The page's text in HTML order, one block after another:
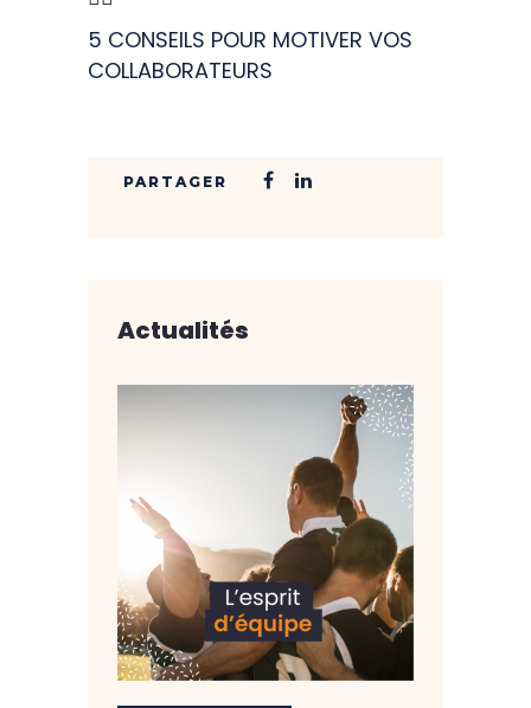
5 CONSEILS POUR MOTIVER VOS
COLLABORATEURS
Actualités